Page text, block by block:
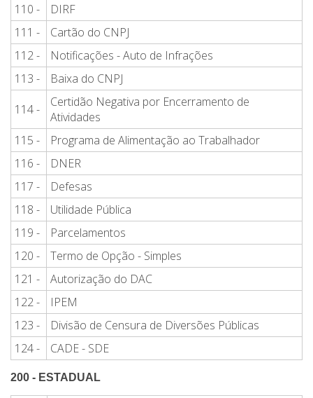
110 -
DIRF
111 -
Cartão do CNPJ
112 -
Notificações - Auto de Infrações
113 -
Baixa do CNPJ
114 -
Certidão Negativa por Encerramento de
Atividades
115 -
Programa de Alimentação ao Trabalhador
116 -
DNER
117 -
Defesas
118 -
Utilidade Pública
119 -
Parcelamentos
120 -
Termo de Opção - Simples
121 -
Autorização do DAC
122 -
IPEM
123 -
Divisão de Censura de Diversões Públicas
124 -
CADE - SDE
200 - ESTADUAL